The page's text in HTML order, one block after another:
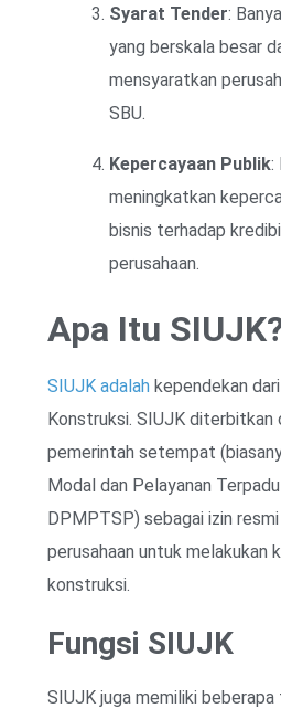
Syarat Tender:
yang berskala besar
mensyaratkan
SBU.
Kepercayaan Publik:
meningkatkan
bisnis terhadap
perusahaan.
Apa Itu
SIUJK adalah kependekan
Konstruksi. SIUJK diterbitkan
pemerintah setempat
Modal dan Pelayanan
DPMPTSP) sebagai izin
perusahaan untuk melakukan
konstruksi.
Fungsi SIUJK
SIUJK juga memiliki